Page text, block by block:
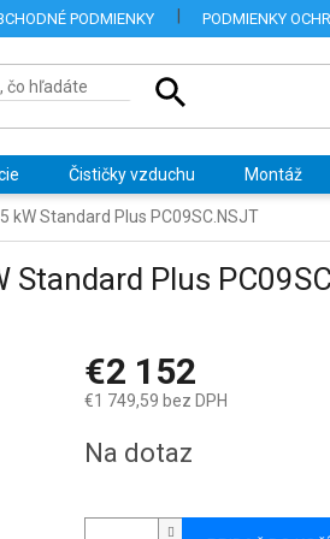
PODMIENKY PODMIENKY
Čističky vzduchu Montáž
kW Standard Plus PC09SC.NSJT
Plus
€2 152
€1 749,59 bez DPH
cena:
Na dotaz